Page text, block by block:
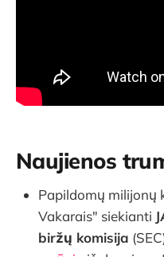
Naujienos
Papildomų milijonų
Vakarais" siekianti
biržų komisija